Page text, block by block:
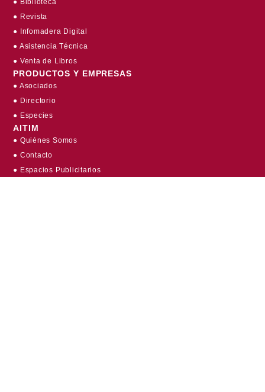
● Biblioteca
● Revista
● Infomadera Digital
● Asistencia Técnica
● Venta de Libros
PRODUCTOS Y EMPRESAS
● Asociados
● Directorio
● Especies
AITIM
● Quiénes Somos
● Contacto
● Espacios Publicitarios